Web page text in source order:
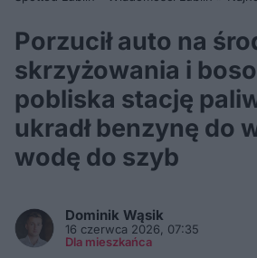
Porzucił auto na
skrzyżowania i boso
pobliska stację
ukradł benzynę do
wodę do szyb
Dominik Wąsik
16 czerwca 2026, 07:35
Dla mieszkańca